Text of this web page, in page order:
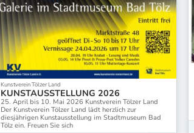
Museen Nikolaikirche
Museumsverbund Nordfriesland
Neuer Berliner Kunstverein
Ofenwerk
Polnisches Institut Düsseldorf
Schauwerk Sindelfingen
Schloss vor Husum
Sylter Kunstfreunde
Villa Aurora & Thomas Mann House e. V.
Westwendischer Kunstverein
Württembergischer Kunstverein Stuttgart
Kunstverein Tölzer Land
KUNSTAUSSTELLUNG 2026
25. April bis 10. Mai 2026 Kunstverein Tölzer Land
Der Kunstverein Tölzer Land lädt herzlich zur
diesjährigen Kunstausstellung im Stadtmuseum Bad
Tölz ein. Freuen Sie sich